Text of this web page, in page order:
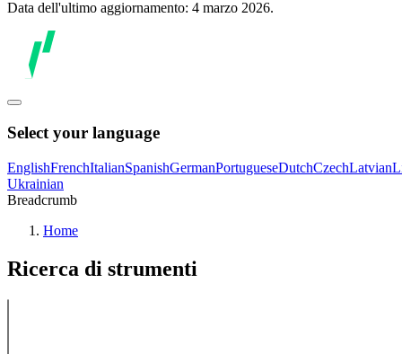
Data dell'ultimo aggiornamento: 4 marzo 2026.
Select your language
EnglishFrenchItalianSpanishGermanPortugueseDutchCzechLatvian
Ukrainian
Breadcrumb
Home
Ricerca di strumenti